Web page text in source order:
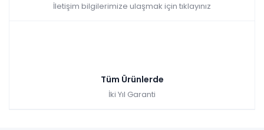
İletişim bilgilerimize ulaşmak için tıklayınız
Tüm Ürünlerde
İki Yıl Garanti